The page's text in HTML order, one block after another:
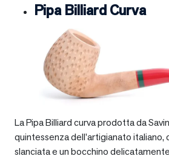
Pipa Billiard Curva
La Pipa Billiard curva prodotta da
quintessenza dell’artigianato italiano,
slanciata e un bocchino